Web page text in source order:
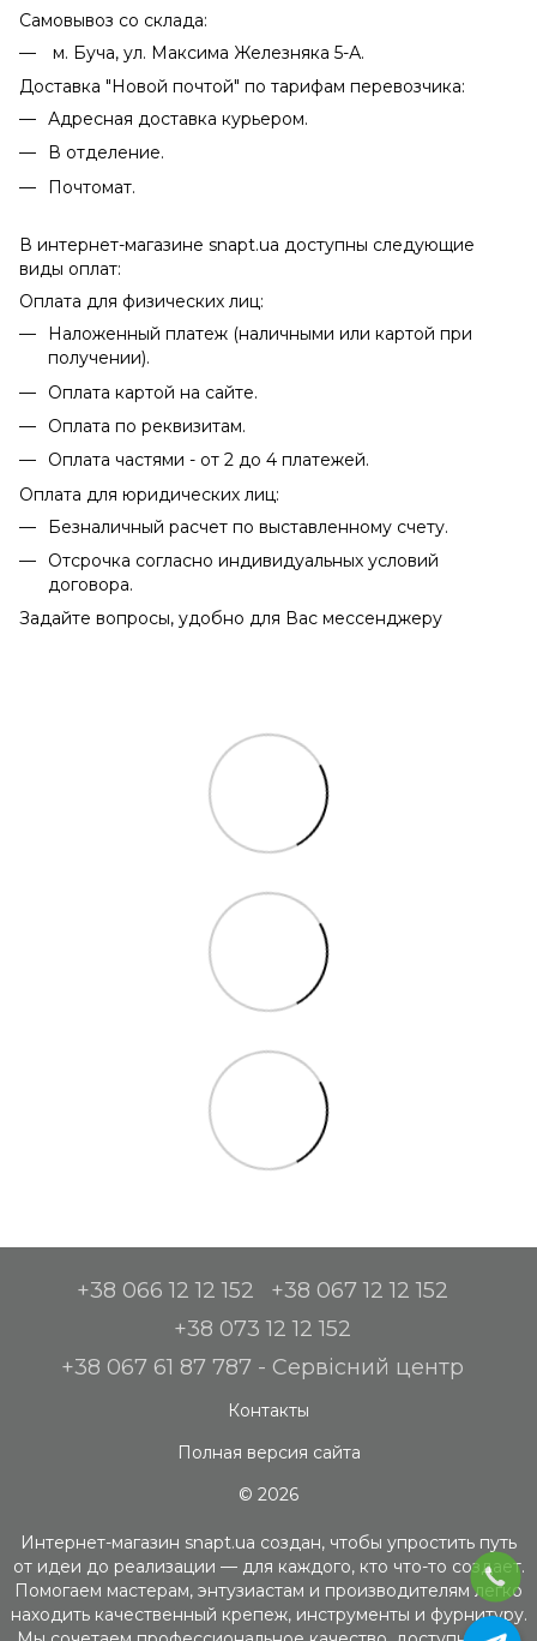
Самовывоз со склада:
м. Буча, ул. Максима Железняка 5-А.
Доставка "Новой почтой" по тарифам перевозчика:
Адресная доставка курьером.
В отделение.
Почтомат.
В интернет-магазине snapt.ua доступны следующие
виды оплат:
Оплата для физических лиц:
Наложенный платеж (наличными или картой при
получении).
Оплата картой на сайте.
Оплата по реквизитам.
Оплата частями - от 2 до 4 платежей.
Оплата для юридических лиц:
Безналичный расчет по выставленному счету.
Отсрочка согласно индивидуальных условий
договора.
Задайте вопросы, удобно для Вас мессенджеру
+38 066 12 12 152
+38 067 12 12 152
+38 073 12 12 152
+38 067 61 87 787 - Сервісний центр
Контакты
Полная версия сайта
© 2026
Интернет-магазин snapt.ua создан, чтобы упростить путь
от идеи до реализации — для каждого, кто что-то создает.
Помогаем мастерам, энтузиастам и производителям легко
находить качественный крепеж, инструменты и фурнитуру.